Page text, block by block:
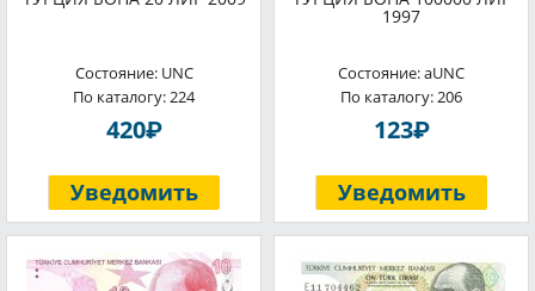
Состояние: UNC
По каталогу: 224
420P
Уведомить
1997
Состояние: aUNC
По каталогу: 206
123P
Уведомить